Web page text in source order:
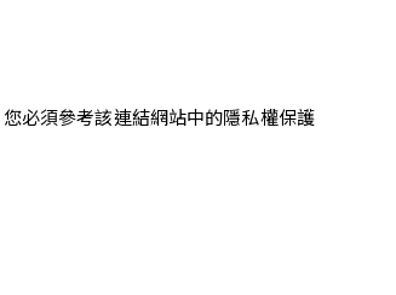
必須參考該連結網站中的隱私權保護